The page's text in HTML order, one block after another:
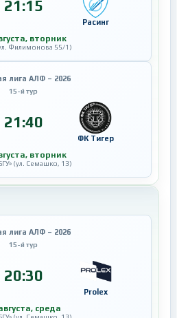
21:15
Расинг
вторник
Филимонова 55/1)
лига АЛФ – 2026
15-й тур
21:40
ФК Тигер
вторник
(ул. Семашко, 13)
лига АЛФ – 2026
15-й тур
20:30
Prolex
среда